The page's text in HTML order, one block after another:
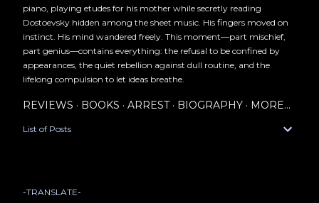
piano, playing etudes for his mother while secretly reading
Dostoevsky hidden among the sheet music. His fingers moved on
instinct. His mind wandered freely. This moment—part mischief,
part genius—contains everything: the refusal to be confined by
appearances, the quiet rebellion against dull routine, and the
lifelong compulsion to let ideas breathe.
REVIEWS BOOKS ARREST BIOGRAPHY MORE…
List of Posts
-TRANSLATE-